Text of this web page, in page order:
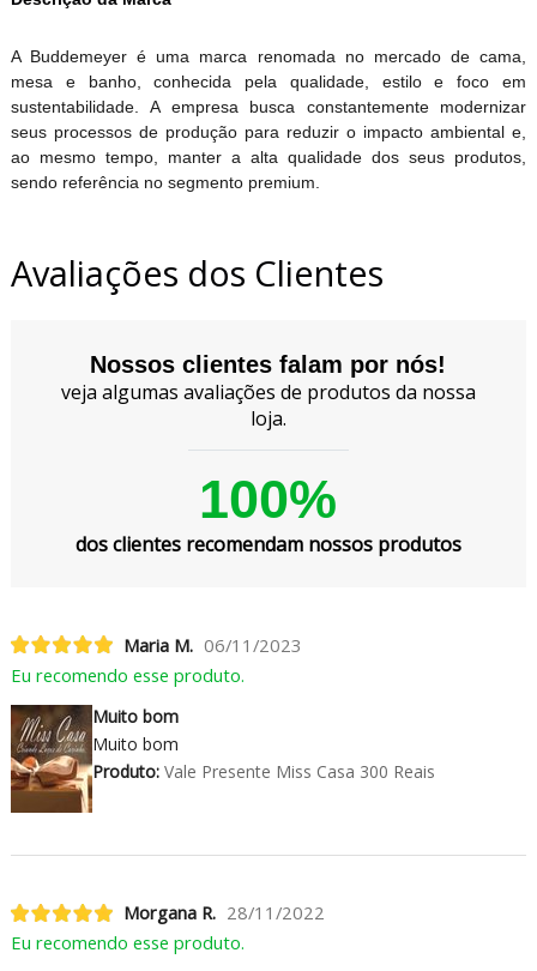
A Buddemeyer é uma marca renomada no mercado de cama,
mesa e banho, conhecida pela qualidade, estilo e foco em
sustentabilidade. A empresa busca constantemente modernizar
seus processos de produção para reduzir o impacto ambiental e,
ao mesmo tempo, manter a alta qualidade dos seus produtos,
sendo referência no segmento premium.
Avaliações dos Clientes
Nossos clientes falam por nós!
veja algumas avaliações de produtos da nossa
loja.
100%
dos clientes recomendam nossos produtos
Maria M. 06/11/2023
Eu recomendo esse produto.
Muito bom
Muito bom
Produto:Vale Presente Miss Casa 300 Reais
Morgana R. 28/11/2022
Eu recomendo esse produto.